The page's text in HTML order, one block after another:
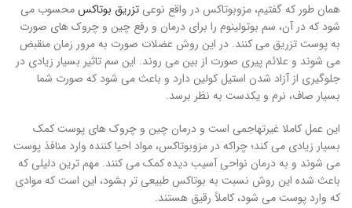
همان طور که گفتیم، مزوبوتاکس در واقع نوعی تزریق بوتاکسمحسوب می
شود که در آن، سم بوتولینوم را برای درمان و رفع چین و چروک های صورت
به پوست تزریق می کنند. در این روش عضلات صورت به مرور زمان منقبض
می شوند و علائم پیری صورت از بین می روند. این سم تاثیر بسیار زیادی در
جلوگیری از آزاد شدن استیل کولین دارد و باعث می شود که صورت شما
بسیار صاف، نرم و یکدست به نظر برسد.
این عمل کاملا غیرتهاجمی است و درمان چین و چروک های پوست کمک
بسیار زیادی می کند؛ چراکه در مزوبوتاکس، مواد احیا کننده وارد منافذ پوست
می شوند و به درمان نواحی آسیب دیده کمک می کنند. مهم ترین دلیلی که
باعث شده این روش نسبت به بوتاکس طبیعی تر بشود، این است که موادی
که وارد پوست می شود، کاملاً رقیق هستند.